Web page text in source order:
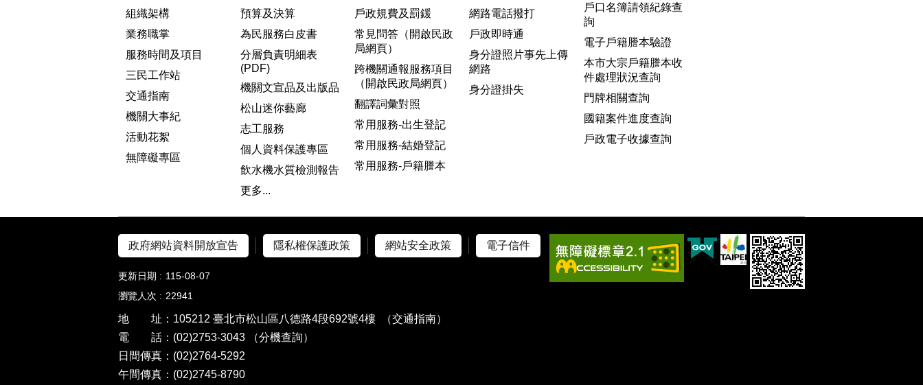
組織架構
業務職掌
服務時間及項目
三民工作站
交通指南
機關大事紀
活動花絮
無障礙專區
預算及決算
為民服務白皮書
分層負責明細表
(PDF)
機關文宣品及出版品
松山迷你藝廊
志工服務
個人資料保護專區
飲水機水質檢測報告
更多...
戶政規費及罰鍰
常見問答（開啟民政
局網頁）
跨機關通報服務項目
（開啟民政局網頁）
翻譯詞彙對照
常用服務-出生登記
常用服務-結婚登記
常用服務-戶籍謄本
網路電話撥打
戶政即時通
身分證照片事先上傳
網路
身分證掛失
戶口名簿請領紀錄查
詢
電子戶籍謄本驗證
本市大宗戶籍謄本收
件處理狀況查詢
門牌相關查詢
國籍案件進度查詢
戶政電子收據查詢
政府網站資料開放宣告 隱私權保護政策 網站安全政策 電子信件
更新日期
115-08-07
瀏覽人次
22941
地 址：105212 臺北市松山區八德路4段692號4樓
（交通指南）
電 話：(02)2753-3043
（分機查詢）
日間傳真：(02)2764-5292
午間傳真：(02)2745-8790